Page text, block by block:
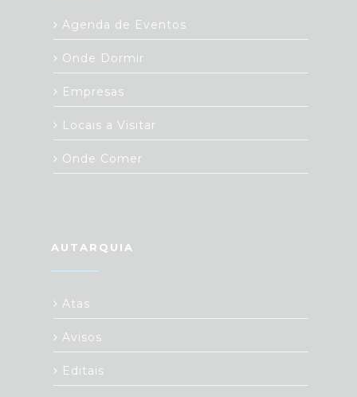
Agenda de Eventos
Onde Dormir
Empresas
Locais a Visitar
Onde Comer
AUTARQUIA
Atas
Avisos
Editais